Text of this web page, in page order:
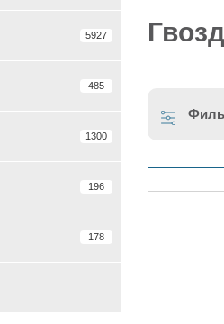
5927
485
1300
196
178